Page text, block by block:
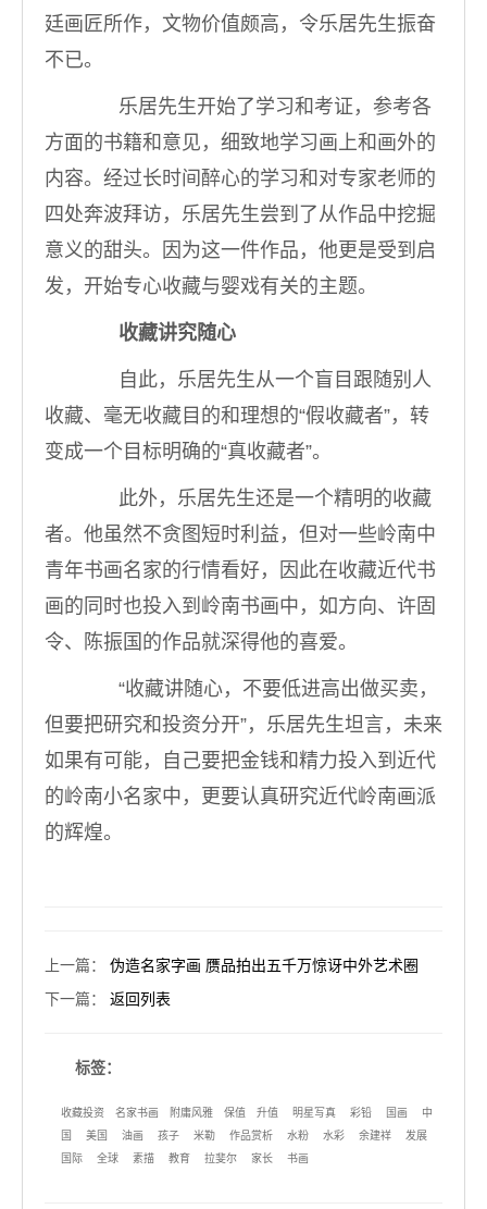
廷画匠所作，文物价值颇高，令乐居先生振奋
不已。
乐居先生开始了学习和考证，参考各
方面的书籍和意见，细致地学习画上和画外的
内容。经过长时间醉心的学习和对专家老师的
四处奔波拜访，乐居先生尝到了从作品中挖掘
意义的甜头。因为这一件作品，他更是受到启
发，开始专心收藏与婴戏有关的主题。
收藏讲究随心
自此，乐居先生从一个盲目跟随别人
收藏、毫无收藏目的和理想的“假收藏者”，转
变成一个目标明确的“真收藏者”。
此外，乐居先生还是一个精明的收藏
者。他虽然不贪图短时利益，但对一些岭南中
青年书画名家的行情看好，因此在收藏近代书
画的同时也投入到岭南书画中，如方向、许固
令、陈振国的作品就深得他的喜爱。
“收藏讲随心，不要低进高出做买卖，
但要把研究和投资分开”，乐居先生坦言，未来
如果有可能，自己要把金钱和精力投入到近代
的岭南小名家中，更要认真研究近代岭南画派
的辉煌。
上一篇： 伪造名家字画 赝品拍出五千万惊讶中外艺术圈
下一篇： 返回列表
标签：
收藏投资 名家书画 附庸风雅 保值 升值 明星写真 彩铅 国画
中
国
美国 油画 孩子 米勒 作品赏析 水粉 水彩 余建祥
发展
国际
全球 素描 教育 拉斐尔 家长 书画